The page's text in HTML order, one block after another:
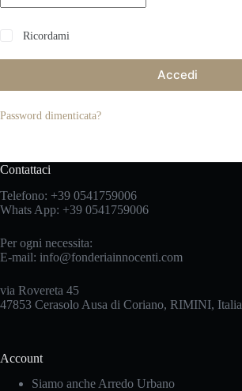
Ricordami
Accedi
Password dimenticata?
Contattaci
Telefono: +39 0541759006
Whats App: +39 0541759006
Per ogni necessita:
E-mail: info@fonderiainnocenti.com
via Rovereta 45
47853 Cerasolo Ausa di Coriano, RIMINI, Italia
Account
Siamo anche Arredo Urbano